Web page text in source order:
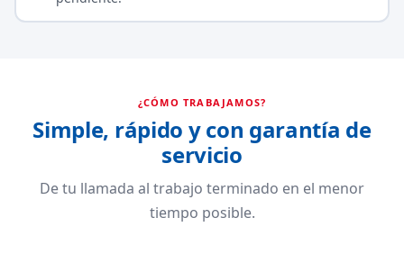
¿CÓMO TRABAJAMOS?
Simple, rápido y con garantía de
servicio
De tu llamada al trabajo terminado en el menor
tiempo posible.